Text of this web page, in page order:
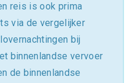
reis is ook prima
via de vergelijker
bij
binnenlandse vervoer
de binnenlandse